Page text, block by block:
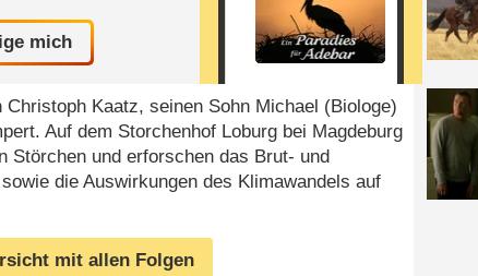
mich
Kaatz, seinen Sohn Michael (Biologe)
Auf dem Storchenhof Loburg bei Magdeburg
Störchen und erforschen das Brut- und
die Auswirkungen des Klimawandels auf
mit allen Folgen